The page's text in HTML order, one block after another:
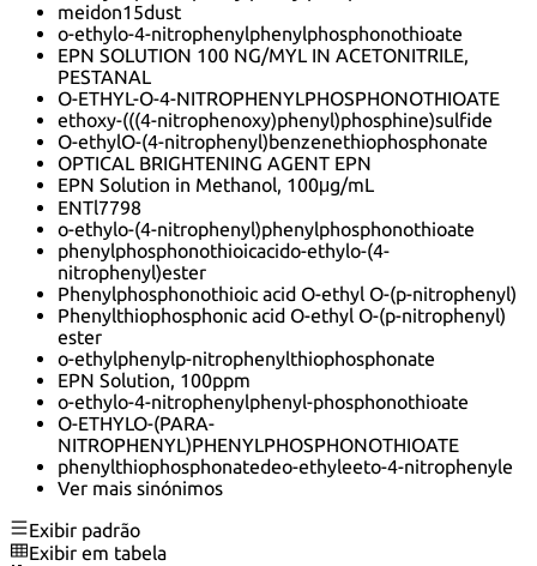
meidon15dust
o-ethylo-4-nitrophenylphenylphosphonothioate
EPN SOLUTION 100 NG/MYL IN ACETONITRILE,
PESTANAL
O-ETHYL-O-4-NITROPHENYLPHOSPHONOTHIOATE
ethoxy-(((4-nitrophenoxy)phenyl)phosphine)sulfide
O-ethylO-(4-nitrophenyl)benzenethiophosphonate
OPTICAL BRIGHTENING AGENT EPN
EPN Solution in Methanol, 100μg/mL
ENTl7798
o-ethylo-(4-nitrophenyl)phenylphosphonothioate
phenylphosphonothioicacido-ethylo-(4-
nitrophenyl)ester
Phenylphosphonothioic acid O-ethyl O-(p-nitrophenyl)
Phenylthiophosphonic acid O-ethyl O-(p-nitrophenyl)
ester
o-ethylphenylp-nitrophenylthiophosphonate
EPN Solution, 100ppm
o-ethylo-4-nitrophenylphenyl-phosphonothioate
O-ETHYLO-(PARA-
NITROPHENYL)PHENYLPHOSPHONOTHIOATE
phenylthiophosphonatedeo-ethyleeto-4-nitrophenyle
Ver mais sinónimos
Exibir padrão
Exibir em tabela